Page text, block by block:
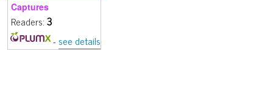
Captures
Readers:3
- see details